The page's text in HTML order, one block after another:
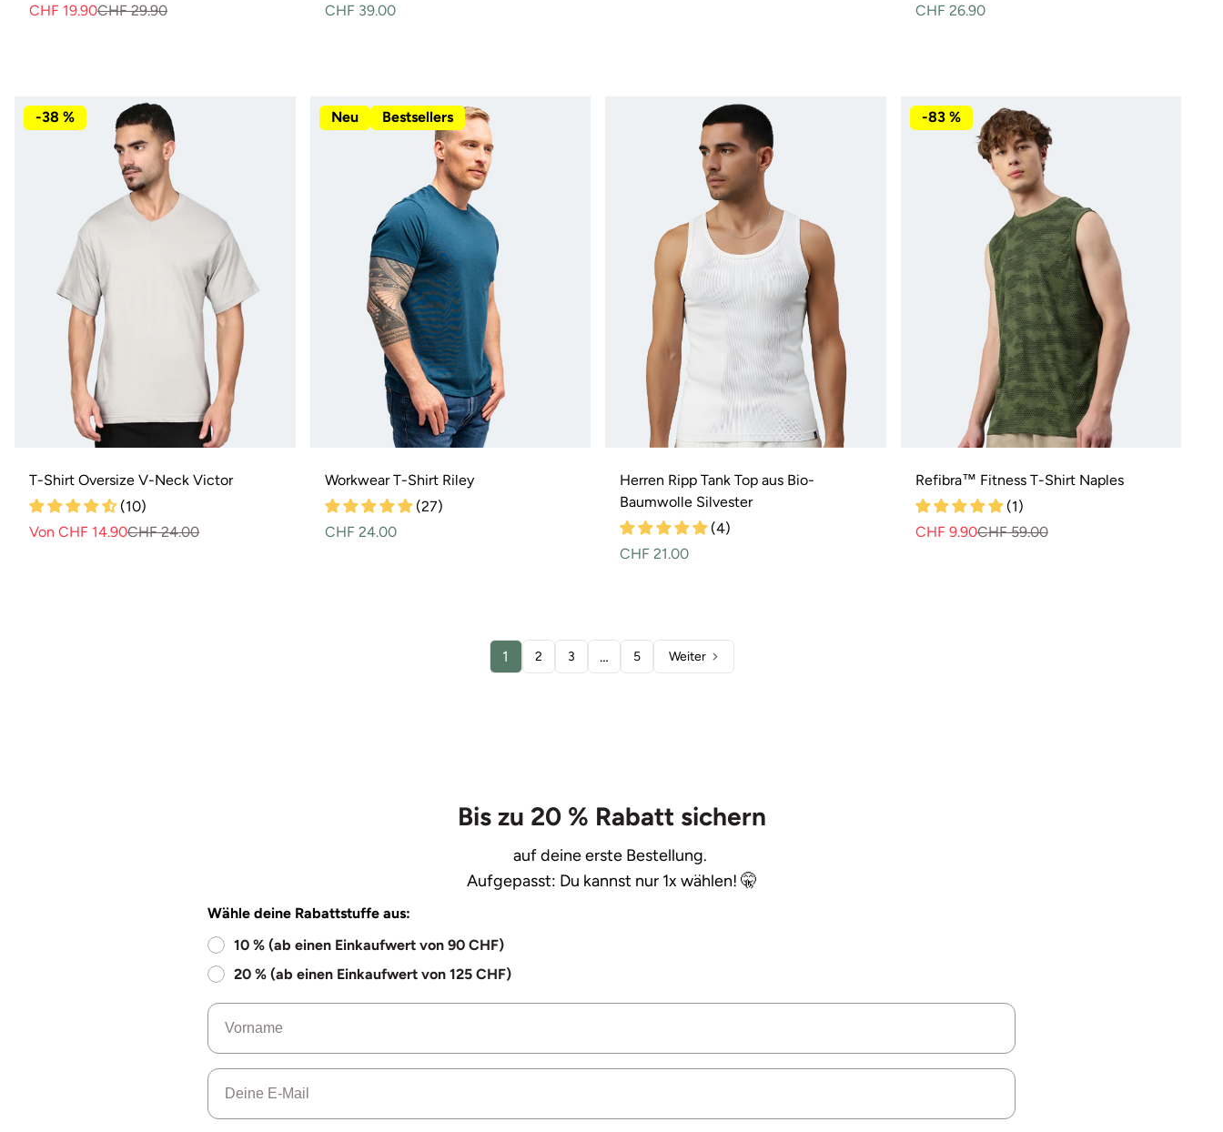
CHF 29.90
CHF 19.90
Normaler
CHF 39.00
Normaler
CHF 26.90
-38 %
T-Shirt Oversize V-Neck Victor
(10)
CHF 24.00
Von CHF 14.90
Neu Bestsellers
Workwear T-Shirt Riley
(27)
Normaler
CHF 24.00
Herren Ripp Tank Top aus Bio-
Baumwolle Silvester
(4)
Normaler
CHF 21.00
-83 %
Refibra™ Fitness T-Shirt Naples
(1)
CHF 59.00
CHF 9.90
1 2 3 … 5 Weiter
Bis zu 20 % Rabatt sichern
auf deine erste Bestellung.
Aufgepasst: Du kannst nur 1x wählen! 🤫
Wähle deine Rabattstuffe aus:
10 % (ab einen Einkaufwert von 90 CHF)
20 % (ab einen Einkaufwert von 125 CHF)
Name
Email